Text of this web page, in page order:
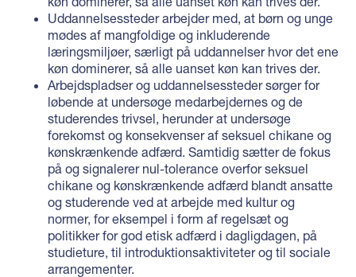
Uddannelsessteder arbejder med, at børn og unge
mødes af mangfoldige og inkluderende
læringsmiljøer, særligt på uddannelser hvor det ene
køn dominerer, så alle uanset køn kan trives der.
Arbejdspladser og uddannelsessteder sørger for
løbende at undersøge medarbejdernes og de
studerendes trivsel, herunder at undersøge
forekomst og konsekvenser af seksuel chikane og
kønskrænkende adfærd. Samtidig sætter de fokus
på og signalerer nul-tolerance overfor seksuel
chikane og kønskrænkende adfærd blandt ansatte
og studerende ved at arbejde med kultur og
normer, for eksempel i form af regelsæt og
politikker for god etisk adfærd i dagligdagen, på
studieture, til introduktionsaktiviteter og til sociale
arrangementer.